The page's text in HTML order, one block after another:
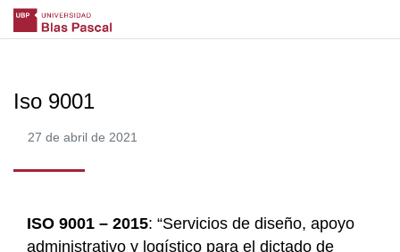
Iso 9001
27 de abril de 2021
ISO 9001 – 2015: “Servicios de diseño, apoyo
administrativo y logístico para el dictado de